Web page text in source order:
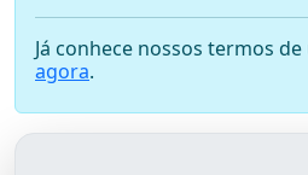
Já conhece nossos termos de
agora.